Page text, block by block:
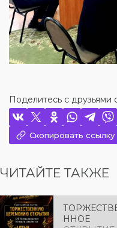
Поделитесь с друзьями
Скопировать ссылку
ЧИТАЙТЕ ТАКЖЕ
ННОЕ